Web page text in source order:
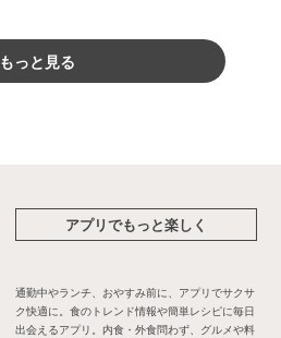
もっと見る
アプリでもっと楽しく
通勤中やランチ、おやすみ前に、アプリでサクサ
ク快適に。食のトレンド情報や簡単レシピに毎日
出会えるアプリ。内食・外食問わず、グルメや料